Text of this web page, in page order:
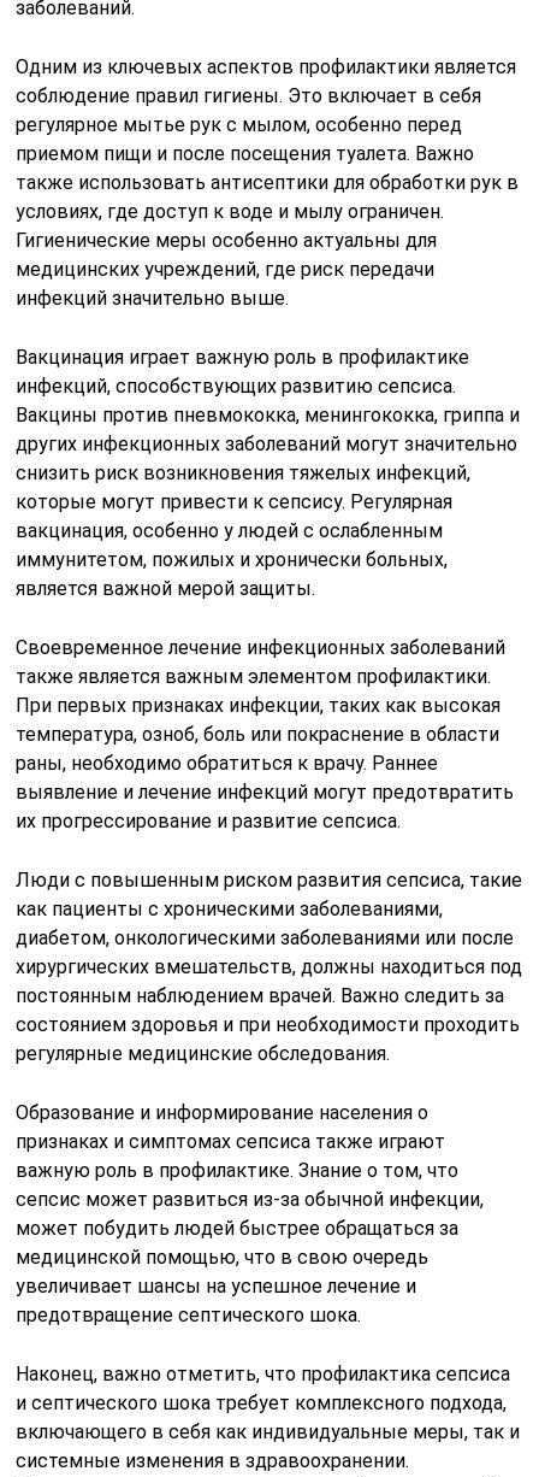
заболеваний.
Одним из ключевых аспектов профилактики является
соблюдение правил гигиены. Это включает в себя
регулярное мытье рук с мылом, особенно перед
приемом пищи и после посещения туалета. Важно
также использовать антисептики для обработки рук в
условиях, где доступ к воде и мылу ограничен.
Гигиенические меры особенно актуальны для
медицинских учреждений, где риск передачи
инфекций значительно выше.
Вакцинация играет важную роль в профилактике
инфекций, способствующих развитию сепсиса.
Вакцины против пневмококка, менингококка, гриппа и
других инфекционных заболеваний могут значительно
снизить риск возникновения тяжелых инфекций,
которые могут привести к сепсису. Регулярная
вакцинация, особенно у людей с ослабленным
иммунитетом, пожилых и хронически больных,
является важной мерой защиты.
Своевременное лечение инфекционных заболеваний
также является важным элементом профилактики.
При первых признаках инфекции, таких как высокая
температура, озноб, боль или покраснение в области
раны, необходимо обратиться к врачу. Раннее
выявление и лечение инфекций могут предотвратить
их прогрессирование и развитие сепсиса.
Люди с повышенным риском развития сепсиса, такие
как пациенты с хроническими заболеваниями,
диабетом, онкологическими заболеваниями или после
хирургических вмешательств, должны находиться под
постоянным наблюдением врачей. Важно следить за
состоянием здоровья и при необходимости проходить
регулярные медицинские обследования.
Образование и информирование населения о
признаках и симптомах сепсиса также играют
важную роль в профилактике. Знание о том, что
сепсис может развиться из-за обычной инфекции,
может побудить людей быстрее обращаться за
медицинской помощью, что в свою очередь
увеличивает шансы на успешное лечение и
предотвращение септического шока.
Наконец, важно отметить, что профилактика сепсиса
и септического шока требует комплексного подхода,
включающего в себя как индивидуальные меры, так и
системные изменения в здравоохранении.